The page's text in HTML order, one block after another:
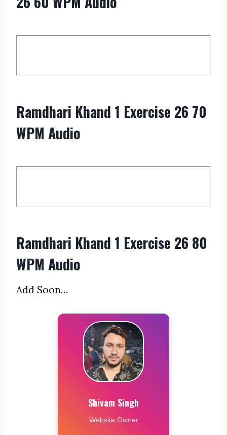
Ramdhari Khand 1 Exercise 26 70
WPM Audio
Ramdhari Khand 1 Exercise 26 80
WPM Audio
Add Soon…
Shivam Singh
Website Owner